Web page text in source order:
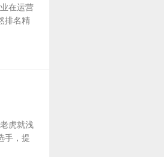
在运营
排名精
虎就浅
手，提